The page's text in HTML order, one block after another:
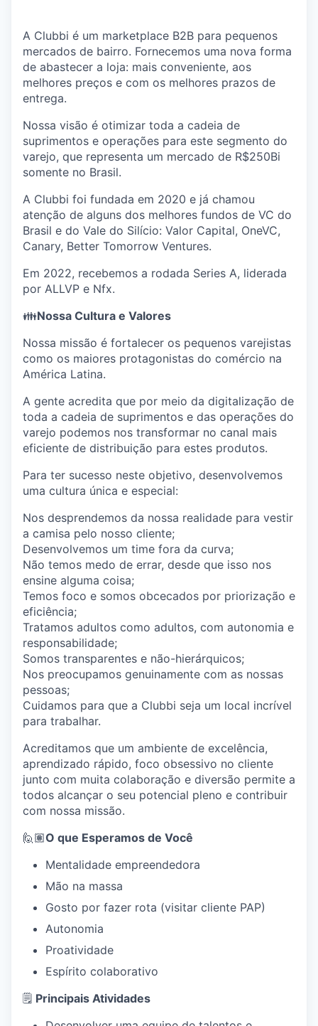
A Clubbi é um marketplace B2B para pequenos
mercados de bairro. Fornecemos uma nova forma
de abastecer a loja: mais conveniente, aos
melhores preços e com os melhores prazos de
entrega.
Nossa visão é otimizar toda a cadeia de
suprimentos e operações para este segmento do
varejo, que representa um mercado de R$250Bi
somente no Brasil.
A Clubbi foi fundada em 2020 e já chamou
atenção de alguns dos melhores fundos de VC do
Brasil e do Vale do Silício: Valor Capital, OneVC,
Canary, Better Tomorrow Ventures.
Em 2022, recebemos a rodada Series A, liderada
por ALLVP e Nfx.
👪Nossa Cultura e Valores
Nossa missão é fortalecer os pequenos varejistas
como os maiores protagonistas do comércio na
América Latina.
A gente acredita que por meio da digitalização de
toda a cadeia de suprimentos e das operações do
varejo podemos nos transformar no canal mais
eficiente de distribuição para estes produtos.
Para ter sucesso neste objetivo, desenvolvemos
uma cultura única e especial:
Nos desprendemos da nossa realidade para vestir
a camisa pelo nosso cliente;
Desenvolvemos um time fora da curva;
Não temos medo de errar, desde que isso nos
ensine alguma coisa;
Temos foco e somos obcecados por priorização e
eficiência;
Tratamos adultos como adultos, com autonomia e
responsabilidade;
Somos transparentes e não-hierárquicos;
Nos preocupamos genuinamente com as nossas
pessoas;
Cuidamos para que a Clubbi seja um local incrível
para trabalhar.
Acreditamos que um ambiente de excelência,
aprendizado rápido, foco obsessivo no cliente
junto com muita colaboração e diversão permite a
todos alcançar o seu potencial pleno e contribuir
com nossa missão.
🙋🏽O que Esperamos de Você
Mentalidade empreendedora
Mão na massa
Gosto por fazer rota (visitar cliente PAP)
Autonomia
Proatividade
Espírito colaborativo
🗒️ Principais Atividades